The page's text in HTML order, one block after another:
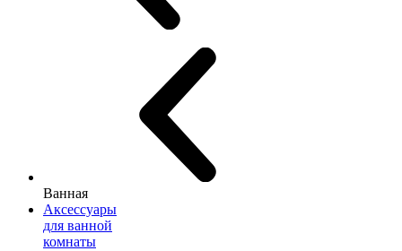
Ванная
Аксессуары
для ванной
комнаты